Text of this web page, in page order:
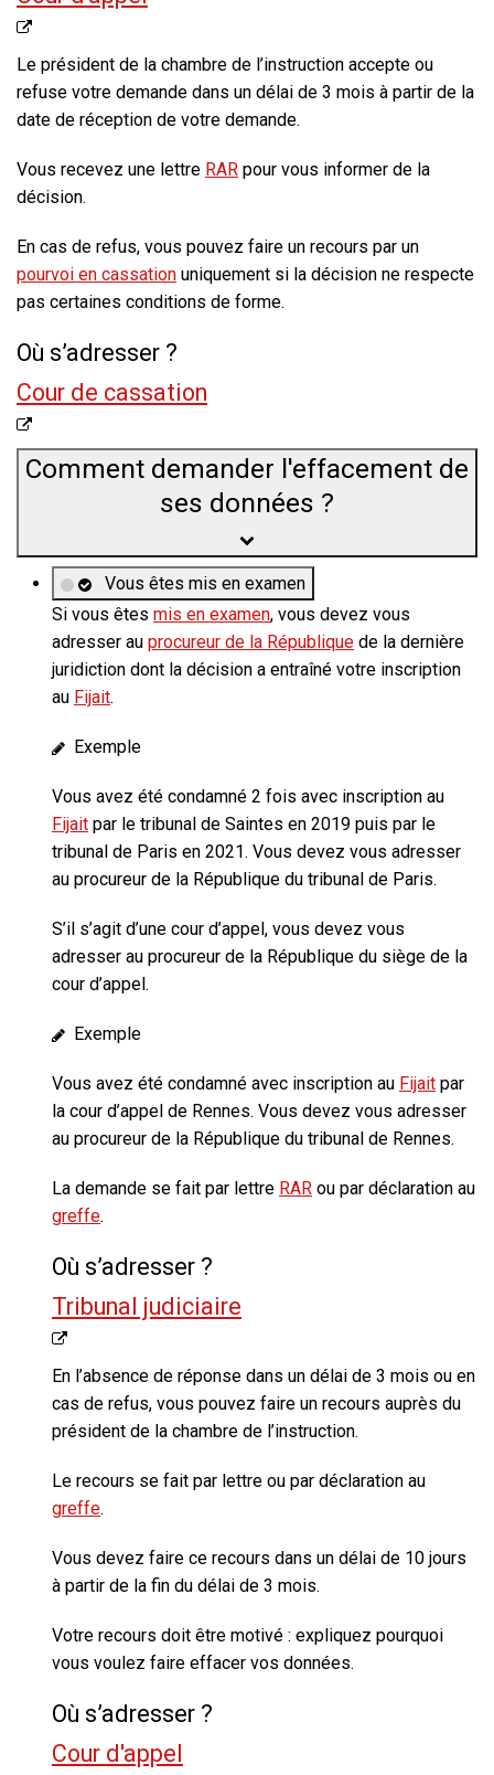
Le président de la chambre de l’instruction accepte ou
refuse votre demande dans un délai de 3 mois à partir de la
date de réception de votre demande.
Vous recevez une lettre RAR pour vous informer de la
décision.
En cas de refus, vous pouvez faire un recours par un
pourvoi en cassation uniquement si la décision ne respecte
pas certaines conditions de forme.
Où s’adresser ?
Cour de cassation
Comment demander l'effacement de
ses données ?
Vous êtes mis en examen
Si vous êtes mis en examen, vous devez vous
adresser au procureur de la République de la dernière
juridiction dont la décision a entraîné votre inscription
au Fijait.
Exemple
Vous avez été condamné 2 fois avec inscription au
Fijait par le tribunal de Saintes en 2019 puis par le
tribunal de Paris en 2021. Vous devez vous adresser
au procureur de la République du tribunal de Paris.
S’il s’agit d’une cour d’appel, vous devez vous
adresser au procureur de la République du siège de la
cour d’appel.
Exemple
Vous avez été condamné avec inscription au Fijait par
la cour d’appel de Rennes. Vous devez vous adresser
au procureur de la République du tribunal de Rennes.
La demande se fait par lettre RAR ou par déclaration au
greffe.
Où s’adresser ?
Tribunal judiciaire
En l’absence de réponse dans un délai de 3 mois ou en
cas de refus, vous pouvez faire un recours auprès du
président de la chambre de l’instruction.
Le recours se fait par lettre ou par déclaration au
greffe.
Vous devez faire ce recours dans un délai de 10 jours
à partir de la fin du délai de 3 mois.
Votre recours doit être motivé : expliquez pourquoi
vous voulez faire effacer vos données.
Où s’adresser ?
Cour d'appel